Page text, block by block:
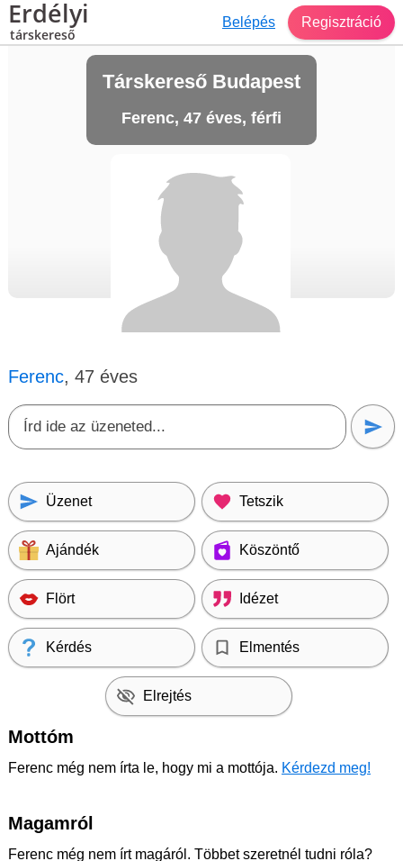
Erdélyi
társkereső
Belépés Regisztráció
Társkereső Budapest
Ferenc, 47 éves, férfi
Ferenc, 47 éves
Üzenet Tetszik
Ajándék Köszöntő
Flört Idézet
Kérdés Elmentés
Elrejtés
Mottóm
Ferenc még nem írta le, hogy mi a mottója. Kérdezd meg!
Magamról
Ferenc még nem írt magáról. Többet szeretnél tudni róla?